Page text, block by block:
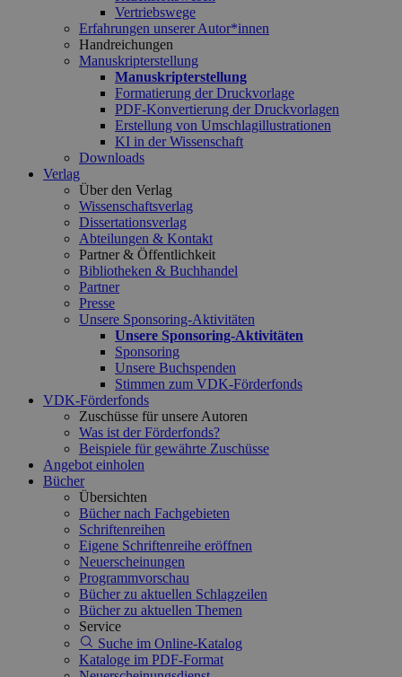
Vertriebswege
Erfahrungen unserer Autor*innen
Handreichungen
Manuskripterstellung
Manuskripterstellung
Formatierung der Druckvorlage
PDF-Konvertierung der Druckvorlagen
Erstellung von Umschlagillustrationen
KI in der Wissenschaft
Downloads
Verlag
Über den Verlag
Wissenschaftsverlag
Dissertationsverlag
Abteilungen & Kontakt
Partner & Öffentlichkeit
Bibliotheken & Buchhandel
Partner
Presse
Unsere Sponsoring-Aktivitäten
Unsere Sponsoring-Aktivitäten
Sponsoring
Unsere Buchspenden
Stimmen zum VDK-Förderfonds
VDK-Förderfonds
Zuschüsse für unsere Autoren
Was ist der Förderfonds?
Beispiele für gewährte Zuschüsse
Angebot einholen
Bücher
Übersichten
Bücher nach Fachgebieten
Schriftenreihen
Eigene Schriftenreihe eröffnen
Neuerscheinungen
Programmvorschau
Bücher zu aktuellen Schlagzeilen
Bücher zu aktuellen Themen
Service
Suche im Online-Katalog
Kataloge im PDF-Format